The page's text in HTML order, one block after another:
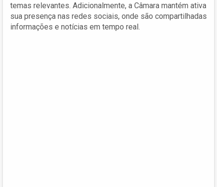
temas relevantes. Adicionalmente, a Câmara mantém ativa
sua presença nas redes sociais, onde são compartilhadas
informações e notícias em tempo real.